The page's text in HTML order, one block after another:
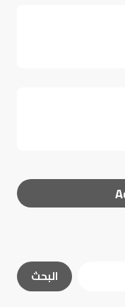
الحقول الإلزاميةالبحث